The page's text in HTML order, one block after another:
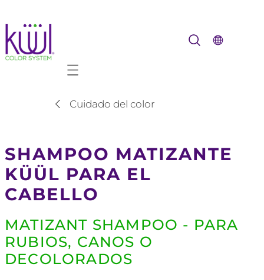
Mobile navigation
Cuidado del color
SHAMPOO MATIZANTE
KÜÜL PARA EL
CABELLO
MATIZANT SHAMPOO - PARA
RUBIOS, CANOS O
DECOLORADOS